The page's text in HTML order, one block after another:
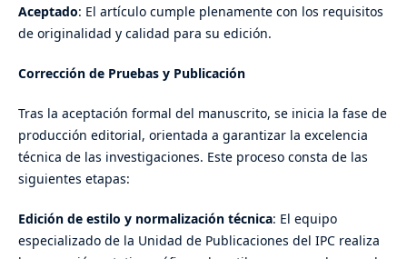
Aceptado: El artículo cumple plenamente con los requisitos
de originalidad y calidad para su edición.
Corrección de Pruebas y Publicación
Tras la aceptación formal del manuscrito, se inicia la fase de
producción editorial, orientada a garantizar la excelencia
técnica de las investigaciones. Este proceso consta de las
siguientes etapas:
Edición de estilo y normalización técnica: El equipo
especializado de la Unidad de Publicaciones del IPC realiza